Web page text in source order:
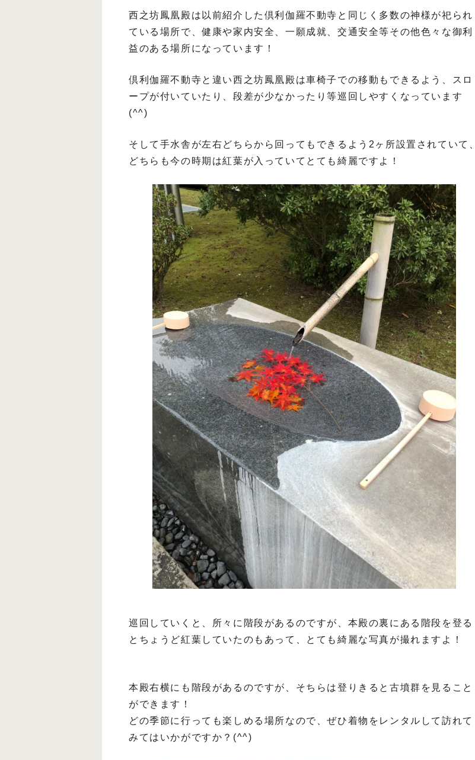
西之坊鳳凰殿は以前紹介した倶利伽羅不動寺と同じく多数の神様が祀られ
ている場所で、健康や家内安全、一願成就、交通安全等その他色々な御利
益のある場所になっています！
倶利伽羅不動寺と違い西之坊鳳凰殿は車椅子での移動もできるよう、スロ
ープが付いていたり、段差が少なかったり等巡回しやすくなっています
(^^)
そして手水舎が左右どちらから回ってもできるよう2ヶ所設置されていて、
どちらも今の時期は紅葉が入っていてとても綺麗ですよ！
巡回していくと、所々に階段があるのですが、本殿の裏にある階段を登る
とちょうど紅葉していたのもあって、とても綺麗な写真が撮れますよ！
本殿右横にも階段があるのですが、そちらは登りきると古墳群を見ること
ができます！
どの季節に行っても楽しめる場所なので、ぜひ着物をレンタルして訪れて
みてはいかがですか？(^^)